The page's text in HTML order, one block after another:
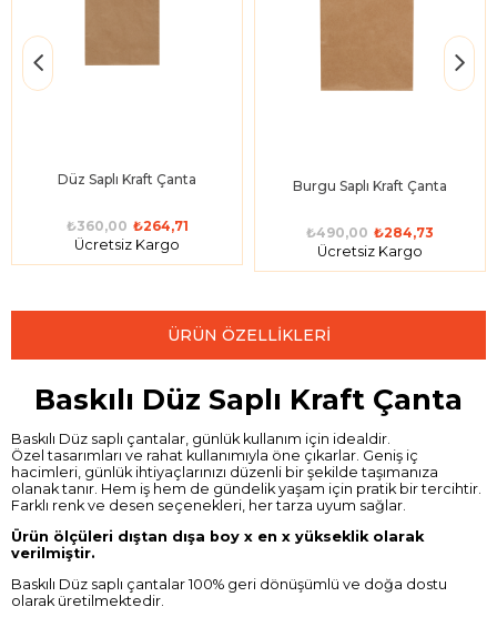
Düz Saplı Kraft Çanta
₺264,71
₺360,00
Ücretsiz Kargo
Burgu Saplı Kraft Çanta
₺284,73
₺490,00
Ücretsiz Kargo
ÜRÜN ÖZELLIKLERI
Baskılı Düz Saplı Kraft Çanta
Baskılı Düz saplı çantalar, günlük kullanım için idealdir.
Özel tasarımları ve rahat kullanımıyla öne çıkarlar. Geniş iç
hacimleri, günlük ihtiyaçlarınızı düzenli bir şekilde taşımanıza
olanak tanır. Hem iş hem de gündelik yaşam için pratik bir tercihtir.
Farklı renk ve desen seçenekleri, her tarza uyum sağlar.
Ürün ölçüleri dıştan dışa boy x en x yükseklik olarak
verilmiştir.
Baskılı Düz saplı çantalar 100% geri dönüşümlü ve doğa dostu
olarak üretilmektedir.